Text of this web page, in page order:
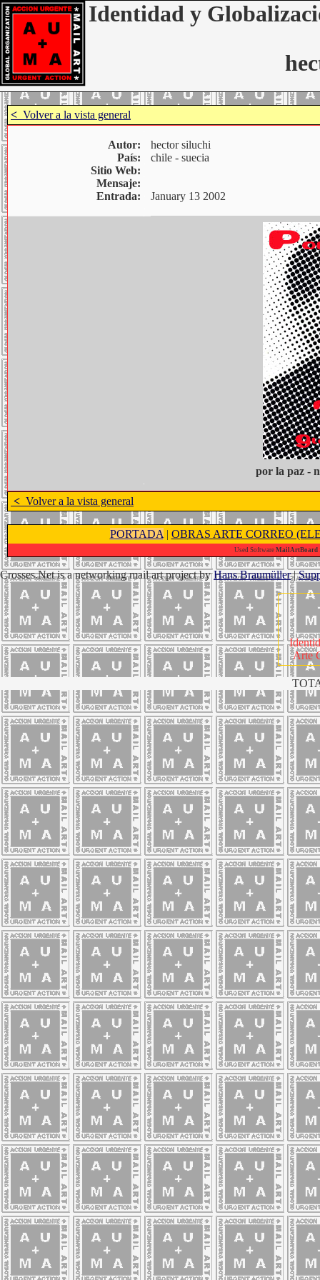
Identidad y
< Volver a la vista general
Autor:
País:
Sitio Web:
Mensaje:
hector siluchi
chile - suecia
Entrada: January 13 2002
por la paz -
< Volver a la vista general
PORTADA | OBRAS ARTE CORREO
Used Software MailArtBoard
Crosses.Net is a networking mail art project byHans Braumüller|
Arte